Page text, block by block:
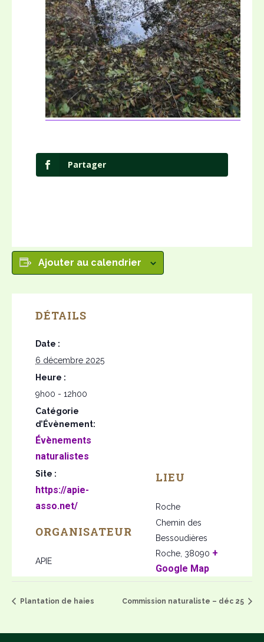
Partager
Ajouter au calendrier
DÉTAILS
Date :
6 décembre 2025
Heure :
9h00 - 12h00
Catégorie
d’Évènement:
Évènements
naturalistes
Site :
https://apie-
asso.net/
ORGANISATEUR
APIE
LIEU
Roche
Chemin des
Bessoudières
Roche 38090 +
Google Map
Plantation de haies Commission naturaliste – déc 25